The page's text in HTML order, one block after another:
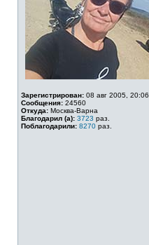
Зарегистрирован: 08 авг 2005, 20:06
Сообщения: 24560
Откуда: Москва-Варна
Благодарил (а): 3723 раз.
Поблагодарили: 8270 раз.